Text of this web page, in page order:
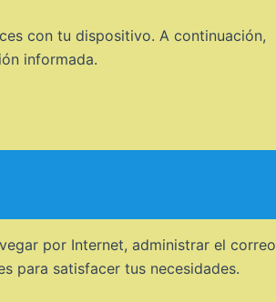
con tu dispositivo. A continuación,
informada.
por Internet, administrar el correo
para satisfacer tus necesidades.